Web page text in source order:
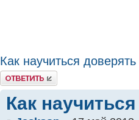
Как научиться
Ответить
Как